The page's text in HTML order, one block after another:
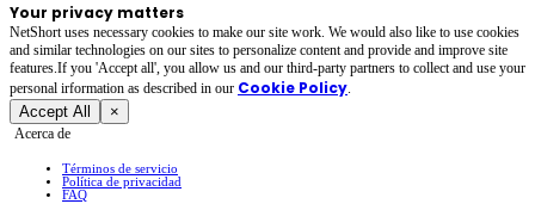
Your privacy matters
NetShort uses necessary cookies to make our site work. We would also like to use cookies
and similar technologies on our sites to personalize content and provide and improve site
features.If you 'Accept all', you allow us and our third-party partners to collect and use your
personal irformation as described in our Cookie Policy.
Accept All ×
Acerca de
Términos de servicio
Política de privacidad
FAQ